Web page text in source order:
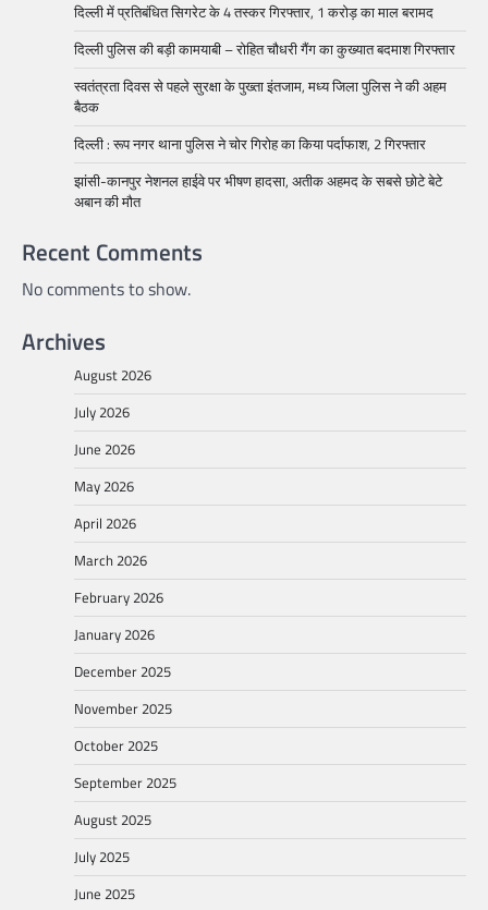
दिल्ली में प्रतिबंधित सिगरेट के 4 तस्कर गिरफ्तार, 1 करोड़ का माल बरामद
दिल्ली पुलिस की बड़ी कामयाबी – रोहित चौधरी गैंग का कुख्यात बदमाश गिरफ्तार
स्वतंत्रता दिवस से पहले सुरक्षा के पुख्ता इंतजाम, मध्य जिला पुलिस ने की अहम
बैठक
दिल्ली : रूप नगर थाना पुलिस ने चोर गिरोह का किया पर्दाफाश, 2 गिरफ्तार
झांसी-कानपुर नेशनल हाईवे पर भीषण हादसा, अतीक अहमद के सबसे छोटे बेटे
अबान की मौत
Recent Comments
No comments to show.
Archives
August 2026
July 2026
June 2026
May 2026
April 2026
March 2026
February 2026
January 2026
December 2025
November 2025
October 2025
September 2025
August 2025
July 2025
June 2025